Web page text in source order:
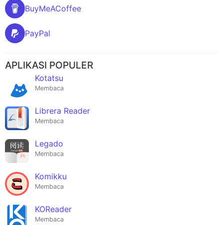
BuyMeACoffee
PayPal
APLIKASI POPULER
Kotatsu
Membaca
Librera Reader
Membaca
Legado
Membaca
Komikku
Membaca
KOReader
Membaca